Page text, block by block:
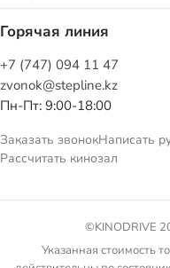
Горячая линия
+7 (747) 094 11 47
zvonok@stepline.kz
Пн-Пт: 9:00-18:00
Заказать звонокНаписать
Рассчитать кинозал
©KINODRIVE
Указанная стоимость